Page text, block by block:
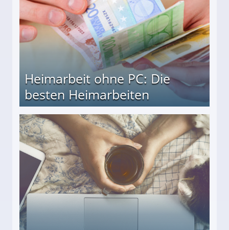
Heimarbeit ohne PC: Die
besten Heimarbeiten